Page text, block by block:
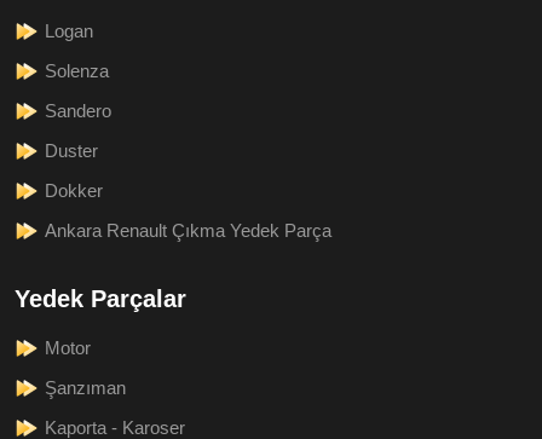
Logan
Solenza
Sandero
Duster
Dokker
Ankara Renault Çıkma Yedek Parça
Yedek Parçalar
Motor
Şanzıman
Kaporta - Karoser